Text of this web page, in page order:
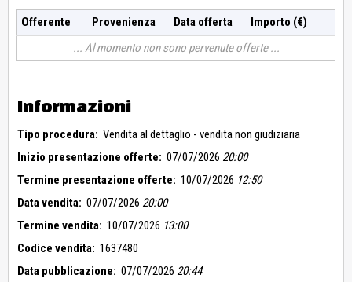
Offerente Provenienza Data offerta
Importo (€)
Al momento non sono pervenute offerte
Informazioni
Tipo procedura: Vendita al dettaglio - vendita non giudiziaria
Inizio presentazione offerte: 07/07/2026 20:00
Termine presentazione offerte: 10/07/2026 12:50
Data vendita: 07/07/2026 20:00
Termine vendita: 10/07/2026 13:00
Codice vendita: 1637480
Data pubblicazione: 07/07/2026 20:44